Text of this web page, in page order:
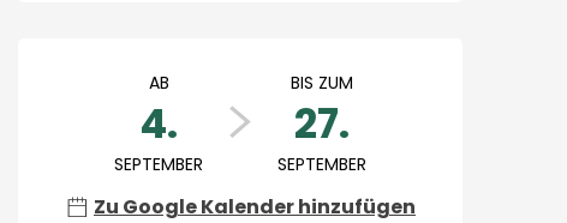
Öffnungszeiten &
AB
4.
SEPTEMBER
BIS ZUM
27.
SEPTEMBER
Zu Google Kalender hinzufügen